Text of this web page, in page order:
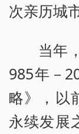
次亲历城
当年
985年－
略》，以
永续发展